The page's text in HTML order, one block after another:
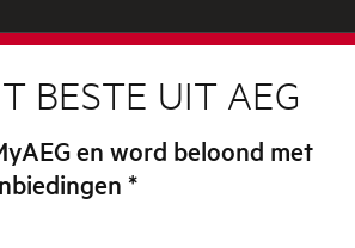
BESTE UIT AEG
en word beloond met
*